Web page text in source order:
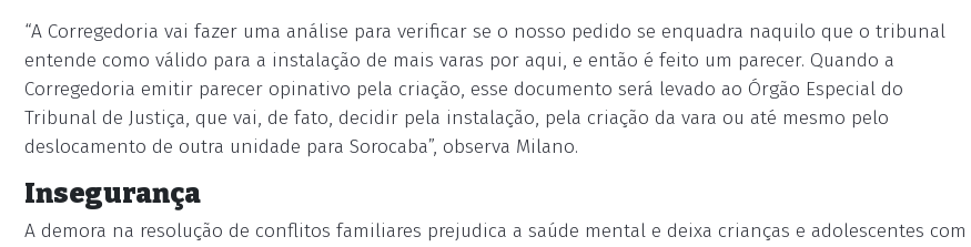
“A Corregedoria vai fazer uma análise para verificar se o nosso pedido se enquadra naquilo que o tribunal
entende como válido para a instalação de mais varas por aqui, e então é feito um parecer. Quando a
Corregedoria emitir parecer opinativo pela criação, esse documento será levado ao Órgão Especial do
Tribunal de Justiça, que vai, de fato, decidir pela instalação, pela criação da vara ou até mesmo pelo
deslocamento de outra unidade para Sorocaba”, observa Milano.
Insegurança
A demora na resolução de conflitos familiares prejudica a saúde mental e deixa crianças e adolescentes com